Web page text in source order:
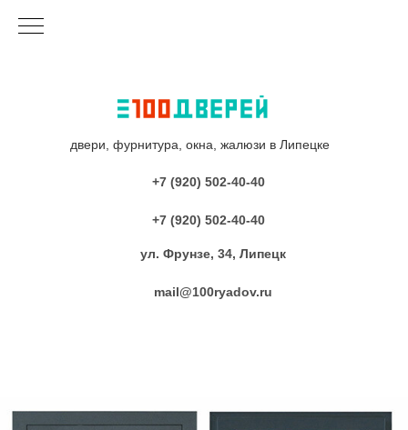
двери, фурнитура, окна, жалюзи в Липецке
+7 (920) 502-40-40
+7 (920) 502-40-40
ул. Фрунзе, 34, Липецк
mail@100ryadov.ru